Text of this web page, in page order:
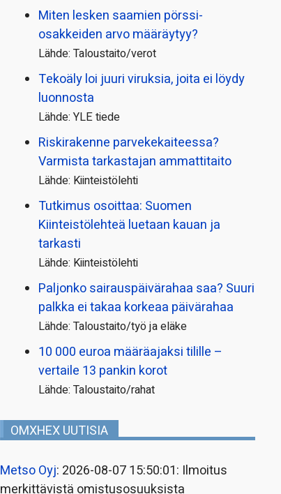
Miten lesken saamien pörssi­
osakkeiden arvo määräytyy?
Lähde: Taloustaito/verot
Tekoäly loi juuri viruksia, joita ei löydy
luonnosta
Lähde: YLE tiede
Riskirakenne parvekekaiteessa?
Varmista tarkastajan ammattitaito
Lähde: Kiinteistölehti
Tutkimus osoittaa: Suomen
Kiinteistölehteä luetaan kauan ja
tarkasti
Lähde: Kiinteistölehti
Paljonko sairauspäivä­rahaa saa? Suuri
palkka ei takaa korkeaa päivärahaa
Lähde: Taloustaito/työ ja eläke
10 000 euroa määräajaksi tilille –
vertaile 13 pankin korot
Lähde: Taloustaito/rahat
OMXHEX UUTISIA
Metso Oyj: 2026-08-07 15:50:01: Ilmoitus
merkittävistä omistusosuuksista